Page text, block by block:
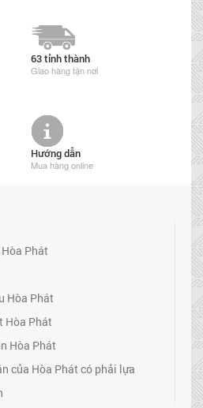
63 tỉnh thành
Giao hàng tận nơi
Hướng dẫn
Mua hàng online
Phát
Hòa Phát
Hòa Phát
Hòa Phát
của Hòa Phát có phải lựa